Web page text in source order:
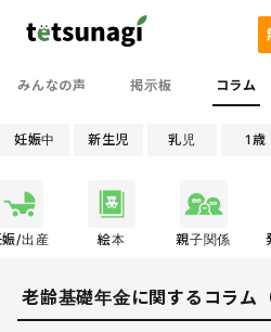
みんなの声 掲示板 コラム
妊娠中 新生児 乳児 1歳
娠/出産 絵本 親子関係
老齢基礎年金に関するコラム（